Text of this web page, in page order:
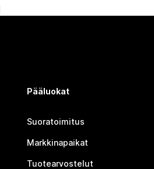
Pääluokat
Suoratoimitus
Markkinapaikat
Tuotearvostelut